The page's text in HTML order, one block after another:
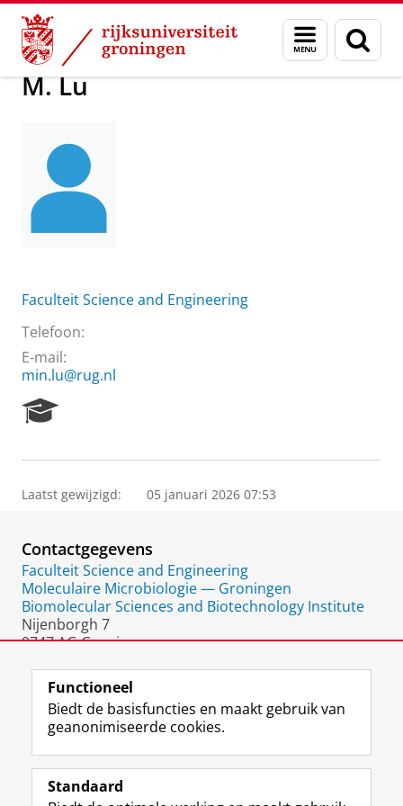
Skip
Content
Skip
Navigation
Menu
en
zoeken
Over ons Praktische zaken Waar vindt u ons M. Lu
M. Lu
Faculteit Science and Engineering
Telefoon:
E-mail:
min.lu@rug.nl
e
r
P
o
r
t
a
l
Laatst gewijzigd: 05 januari 2026 07:53
Contactgegevens
Faculteit Science and Engineering
Moleculaire Microbiologie — Groningen
Biomolecular Sciences and Biotechnology Institute
Nijenborgh 7
9747 AG Groningen
Volg de RUG
F
a
L
i
R
S
I
n
Y
o
Functioneel
Biedt de basisfuncties en maakt gebruik van
geanonimiseerde cookies.
Standaard